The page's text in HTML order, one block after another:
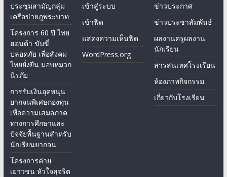
ประชุมสามัญกลุ่ม
เครือข่ายภูพระบาท
โครงการ 60 ปี ไทย
ฮอนด้า ขับขี่
ปลอดภัย เพื่อสังคม
ไทยยั่งยืน มอบหมวก
นิรภัย
การรับเงินอุดหนุน
ยากจนพิเศษกองทุน
เพื่อความเสมอภาค
ทางการศึกษาและ
ปัจจัยพื้นฐานสำหรับ
นักเรียนยากจน
โครงการค่าย
เยาวชน หัวใจสุจริต
เข้าสู่ระบบ
เข้าฟีด
แสดงความเห็นฟีด
WordPress.org
ข่าวประกาศ
ข่าวประชาสัมพันธ์
ผลงานครูผลงาน
นักเรียน
สารสนเทศโรงเรียน
ห้องภาพกิจกรรม
เกี่ยวกับโรงเรียน